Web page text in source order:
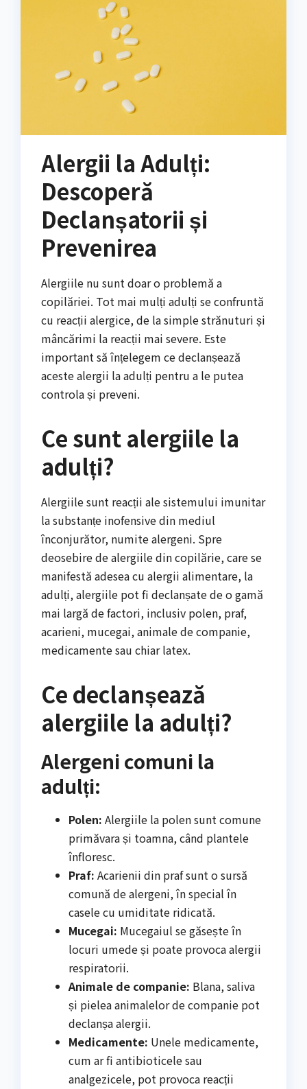
Alergii la Adulți:
Descoperă
Declanșatorii și
Prevenirea
Alergiile nu sunt doar o problemă a
copilăriei. Tot mai mulți adulți se confruntă
cu reacții alergice, de la simple strănuturi și
mâncărimi la reacții mai severe. Este
important să înțelegem ce declanșează
aceste alergii la adulți pentru a le putea
controla și preveni.
Ce sunt alergiile la
adulți?
Alergiile sunt reacții ale sistemului imunitar
la substanțe inofensive din mediul
înconjurător, numite alergeni. Spre
deosebire de alergiile din copilărie, care se
manifestă adesea cu alergii alimentare, la
adulți, alergiile pot fi declanșate de o gamă
mai largă de factori, inclusiv polen, praf,
acarieni, mucegai, animale de companie,
medicamente sau chiar latex.
Ce declanșează
alergiile la adulți?
Alergeni comuni la
adulți:
Polen: Alergiile la polen sunt comune
primăvara și toamna, când plantele
înfloresc.
Praf: Acarienii din praf sunt o sursă
comună de alergeni, în special în
casele cu umiditate ridicată.
Mucegai: Mucegaiul se găsește în
locuri umede și poate provoca alergii
respiratorii.
Animale de companie: Blana, saliva
și pielea animalelor de companie pot
declanșa alergii.
Medicamente: Unele medicamente,
cum ar fi antibioticele sau
analgezicele, pot provoca reacții